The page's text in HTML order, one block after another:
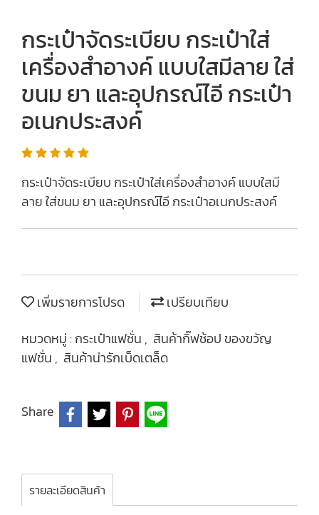
กระเป๋าจัดระเบียบ กระเป๋าใส่
เครื่องสำอางค์ แบบใสมีลาย ใส่
ขนม ยา และอุปกรณ์ไอี กระเป๋า
อเนกประสงค์
กระเป๋าจัดระเบียบ กระเป๋าใส่เครื่องสำอางค์ แบบใสมี
ลาย ใส่ขนม ยา และอุปกรณ์ไอี กระเป๋าอเนกประสงค์
เพิ่มรายการโปรด
เปรียบเทียบ
หมวดหมู่ :กระเป๋าแฟชั่น , สินค้ากิ๊ฟช้อป ของขวัญ
แฟชั่น , สินค้าน่ารักเบ็ดเตล็ด
Share
รายละเอียดสินค้า